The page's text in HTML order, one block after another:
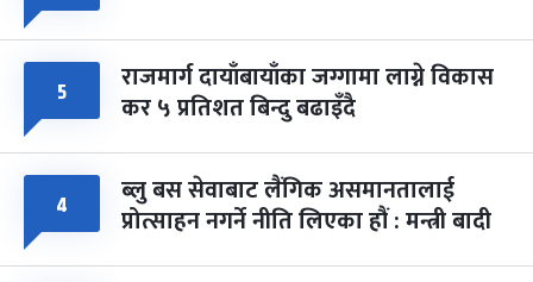
५ राजमार्ग दायाँबायाँका जग्गामा लाग्ने विकास
कर ५ प्रतिशत बिन्दु बढाइँदै
४ ब्लु बस सेवाबाट लैंगिक असमानतालाई
प्रोत्साहन नगर्ने नीति लिएका हौं : मन्त्री बादी